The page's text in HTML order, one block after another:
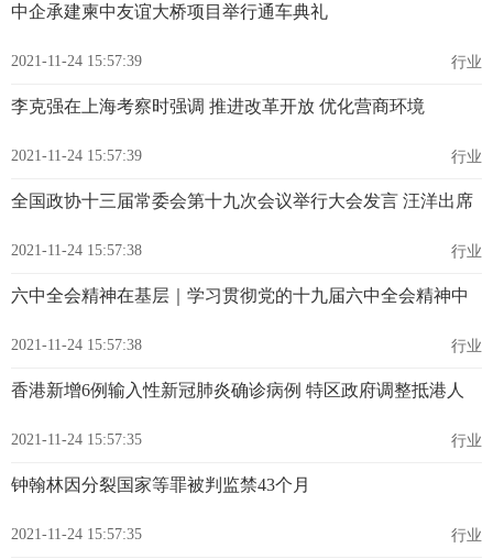
中企承建柬中友谊大桥项目举行通车典礼
2021-11-24 15:57:39 行业
李克强在上海考察时强调 推进改革开放 优化营商环境
2021-11-24 15:57:39 行业
全国政协十三届常委会第十九次会议举行大会发言 汪洋出席
2021-11-24 15:57:38 行业
六中全会精神在基层｜学习贯彻党的十九届六中全会精神中
2021-11-24 15:57:38 行业
香港新增6例输入性新冠肺炎确诊病例 特区政府调整抵港人
2021-11-24 15:57:35 行业
钟翰林因分裂国家等罪被判监禁43个月
2021-11-24 15:57:35 行业